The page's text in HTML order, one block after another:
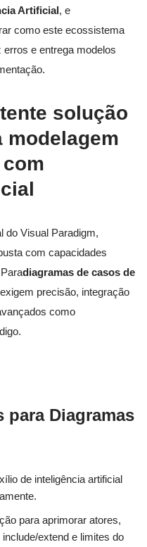
Artificial, e
como este ecossistema
e entrega modelos
solução
do Visual Paradigm,
com capacidades
diagramas de casos de
precisão, integração
como
para Diagramas
de inteligência artificial
para aprimorar atores,
extend e limites do